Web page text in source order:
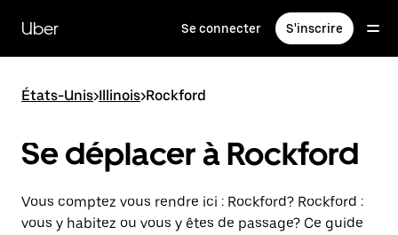
contenu
principal
Uber Se connecter S'inscrire
États-Unis>Illinois>Rockford
Se déplacer à Rockford
Vous comptez vous rendre ici : Rockford? Rockford :
vous y habitez ou vous y êtes de passage? Ce guide